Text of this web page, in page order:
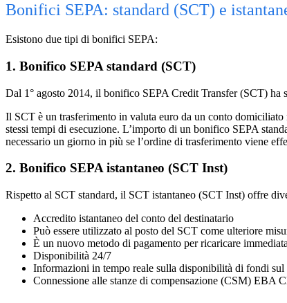
Bonifici SEPA: standard (SCT) e
Esistono due tipi di bonifici SEPA:
1. Bonifico SEPA standard (SCT)
Dal 1° agosto 2014, il bonifico SEPA Credit Transfer (SCT)
Il SCT è un trasferimento in valuta euro da un conto domiciliato
stessi tempi di esecuzione. L’importo di un bonifico SEPA
necessario un giorno in più se l’ordine di trasferimento viene
2. Bonifico SEPA istantaneo (SCT Inst)
Rispetto al SCT standard, il SCT istantaneo (SCT Inst) offre
Accredito istantaneo del conto del destinatario
Può essere utilizzato al posto del SCT come ulteriore
È un nuovo metodo di pagamento per ricaricare
Disponibilità 24/7
Informazioni in tempo reale sulla disponibilità di fondi sul
Connessione alle stanze di compensazione (CSM) EBA